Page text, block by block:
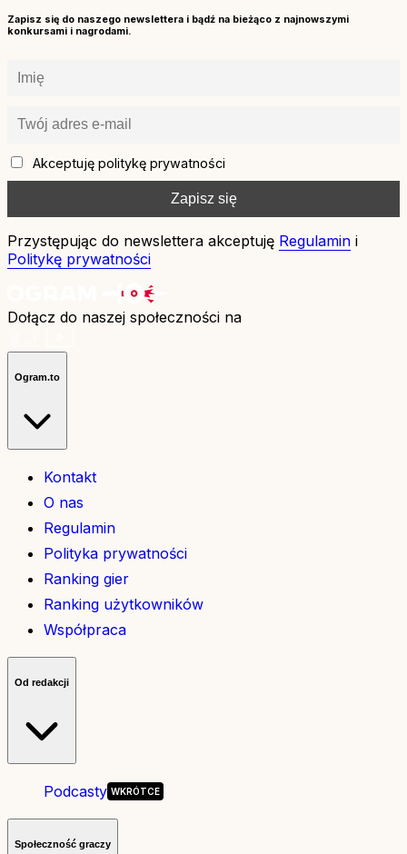
Zapisz się do naszego newslettera i bądź na bieżąco z najnowszymi
konkursami i nagrodami.
Akceptuję politykę prywatności
Przystępując do newslettera akceptuję Regulamin i
Politykę prywatności
Dołącz do naszej społeczności na
Ogram.to
Kontakt
O nas
Regulamin
Polityka prywatności
Ranking gier
Ranking użytkowników
Współpraca
Od redakcji
Podcasty
Społeczność graczy